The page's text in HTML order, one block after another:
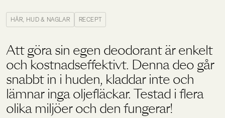
Holistics värld
Utbildning
HÅR, HUD & NAGLAR RECEPT
Att göra sin egen deodorant är enkelt
och kostnadseffektivt. Denna deo går
snabbt in i huden, kladdar inte och
lämnar inga oljefläckar. Testad i flera
olika miljöer och den fungerar!